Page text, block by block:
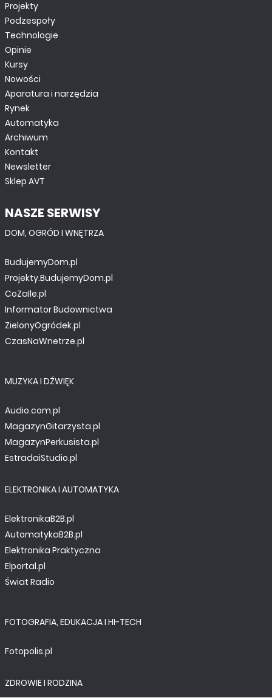
Projekty
Podzespoły
Technologie
Opinie
Kursy
Nowości
Aparatura i narzędzia
Rynek
Automatyka
Archiwum
Kontakt
Newsletter
Sklep AVT
NASZE SERWISY
DOM, OGRÓD I WNĘTRZA
BudujemyDom.pl
Projekty.BudujemyDom.pl
CoZaIle.pl
Informator Budownictwa
ZielonyOgródek.pl
CzasNaWnetrze.pl
MUZYKA I DŹWIĘK
Audio.com.pl
MagazynGitarzysta.pl
MagazynPerkusista.pl
EstradaiStudio.pl
ELEKTRONIKA I AUTOMATYKA
ElektronikaB2B.pl
AutomatykaB2B.pl
Elektronika Praktyczna
Elportal.pl
Świat Radio
FOTOGRAFIA, EDUKACJA I HI-TECH
Fotopolis.pl
ZDROWIE I RODZINA